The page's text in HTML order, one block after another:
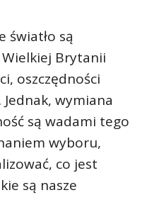
światło są
Brytanii
oszczędności
wymiana
są wadami tego
wyboru,
co jest
są nasze